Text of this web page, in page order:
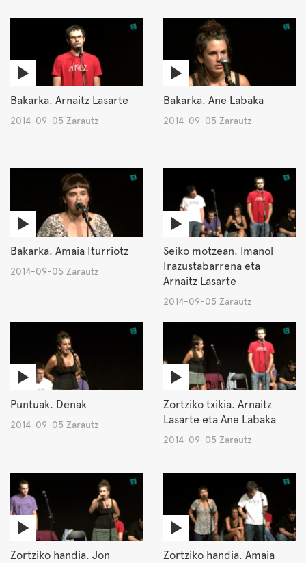
Bakarka. Arnaitz Lasarte
2014-09-05 Zarautz
Bakarka. Ane Labaka
2014-09-05 Zarautz
Bakarka. Amaia Iturriotz
2014-09-05 Zarautz
Seiko motzean. Imanol
Irazustabarrena eta
Arnaitz Lasarte
2014-09-05 Zarautz
Puntuak. Denak
2014-09-05 Zarautz
Zortziko txikia. Arnaitz
Lasarte eta Ane Labaka
2014-09-05 Zarautz
Zortziko handia. Jon
Zortziko handia. Amaia